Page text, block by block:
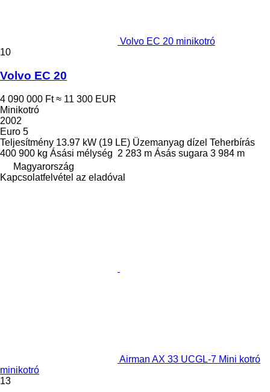
Volvo EC 20 minikotró
10
Volvo EC 20
4 090 000 Ft ≈ 11 300 EUR
Minikotró
2002
Euro 5
Teljesítmény 13.97 kW (19 LE) Üzemanyag dízel Teherbírás
400 900 kg Ásási mélység 2 283 m Ásás sugara 3 984 m
Magyarország
Kapcsolatfelvétel az eladóval
Airman AX 33 UCGL-7 Mini kotró
minikotró
13